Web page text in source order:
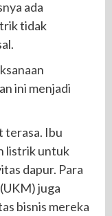
ada
tidak
ini menjadi
terasa. Ibu
listrik untuk
dapur. Para
juga
bisnis mereka